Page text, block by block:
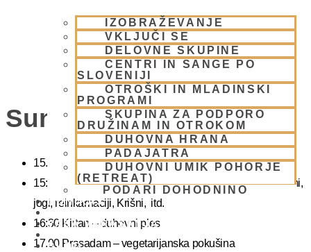
IZOBRAŽEVANJE
VKLJUČI SE
DELOVNE SKUPINE
CENTRI IN SANGE PO
SLOVENIJI
OTROŠKI IN MLADINSKI
PROGRAMI
SKUPINA ZA PODPORO
DRUŽINAM IN OTROKOM
DUHOVNA HRANA
PADAJATRA
DUHOVNI UMIK POHORJE
(RETREAT)
PODARI DOHODNINO
DONIRAJ
KOLEDAR
VAŠA VPRAŠANJA
BLOG
Sunday Feast
15.00 Bhadžani – duhovna glasba
15:40 Predavanje – predavanja iz zakladnice Ved o karmi,
jogi, reinkarnaciji, Krišni, itd.
16:30 Kirtan – duhovni ples
17.00 Prasadam – vegetarijanska pokušina